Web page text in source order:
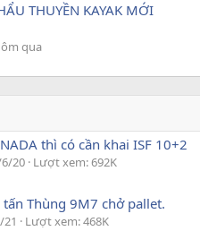
THUYỀN KAYAK MỚI
qua
thì có cần khai ISF 10+2
20 Lượt xem: 692K
tấn Thùng 9M7 chở pallet.
Lượt xem: 468K